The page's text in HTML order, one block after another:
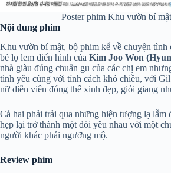
Poster phim Khu vườn bí mật
Nội dung phim
Khu vườn bí mật, bộ phim kể về chuyện tình
bé lọ lem điển hình của Kim Joo Won
nhà giàu đúng chuẩn gu của các chị em
tình yêu cùng với tính cách khó chiều, với
nữ diễn viên đóng thế xinh đẹp, giỏi giang
Cả hai phải trải qua những hiện tượng lạ lẫm
hẹp lại trở thành một đôi yêu nhau với một
người khác phải ngưỡng mộ.
Review phim